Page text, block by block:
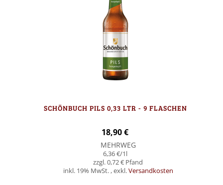
SCHÖNBUCH PILS 0,33 LTR - 9 FLASCHEN
18,90 €
MEHRWEG
6,36 €/1l
0,72 €
inkl. 19% MwSt. ,exkl.Versandkosten